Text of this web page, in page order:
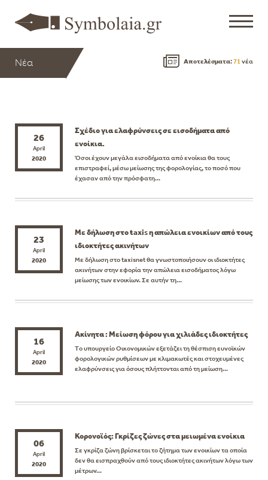
Νέα Αποτελέσματα:71 νέα
26
April
2020
Σχέδιο για ελαφρύνσεις σε εισοδήματα από
ενοίκια.
Όσοι έχουν μεγάλα εισοδήματα από ενοίκια θα τους
επιστραφεί, μέσω μείωσης της φορολογίας, το ποσό που
έχασαν από την πρόσφατη...
23
April
2020
Με δήλωση στο taxis η απώλεια ενοικίων από τους
ιδιοκτήτες ακινήτων
Με δήλωση στο taxisnet θα γνωστοποιήσουν οι ιδιοκτήτες
ακινήτων στην εφορία την απώλεια εισοδήματος λόγω
μείωσης των ενοικίων. Σε αυτήν τη...
16
April
2020
Ακίνητα : Μείωση φόρου για χιλιάδες ιδιοκτήτες
Tο υπουργείο Οικονομικών εξετάζει τη θέσπιση ευνοϊκών
φορολογικών ρυθμίσεων με κλιμακωτές και στοχευμένες
ελαφρύνσεις για όσους πλήττονται από τη μείωση...
06
April
2020
Κορονοϊός: Γκρίζες ζώνες στα μειωμένα ενοίκια
Σε γκρίζα ζώνη βρίσκεται το ζήτημα των ενοικίων τα οποία
δεν θα εισπραχθούν από τους ιδιοκτήτες ακινήτων λόγω των
μέτρων...